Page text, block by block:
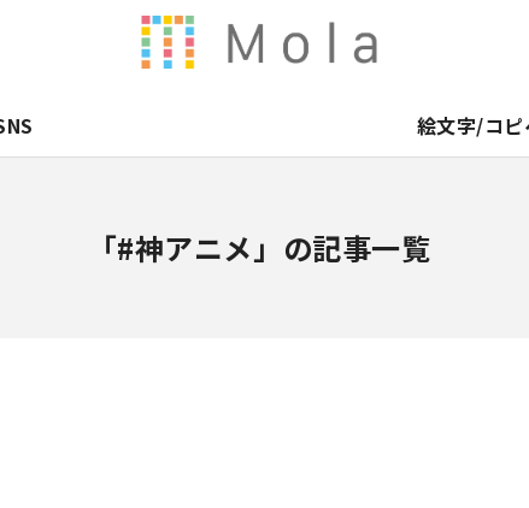
絵文字/コピ
「#神アニメ」の記事一覧